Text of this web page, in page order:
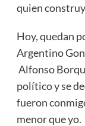
quien
Hoy, quedan
Argentino
Alfonso
político y se
fueron
menor que yo.